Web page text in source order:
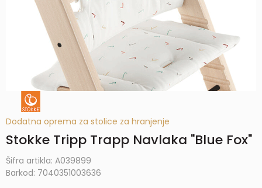
Dodatna oprema za stolice za hranjenje
Stokke Tripp Trapp Navlaka "Blue Fox"
Šifra artikla: A039899
Barkod: 7040351003636